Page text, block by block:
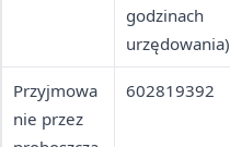
godzinach
urzędowania)
Przyjmowa
nie przez
602819392